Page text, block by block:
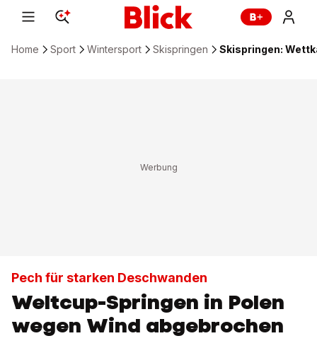
Home Sport Wintersport Skispringen Skispringen:
Pech für starken Deschwanden
Weltcup-Springen in Polen
wegen Wind abgebrochen